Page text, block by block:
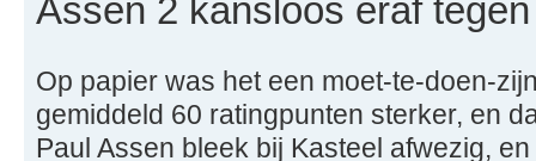
Assen 2 kansloos eraf
Op papier was het een moet-te-doen-
gemiddeld 60 ratingpunten sterker, en
Paul Assen bleek bij Kasteel afwezig,